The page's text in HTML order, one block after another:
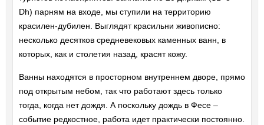
Dh) парням на входе, мы ступили на территорию
красилен-дубилен. Выглядят красильни живописно:
несколько десятков средневековых каменных ванн, в
которых, как и столетия назад, красят кожу.
Ванны находятся в просторном внутреннем дворе, прямо
под открытым небом, так что работают здесь только
тогда, когда нет дождя. А поскольку дождь в Фесе –
событие редкостное, работа идет практически постоянно.